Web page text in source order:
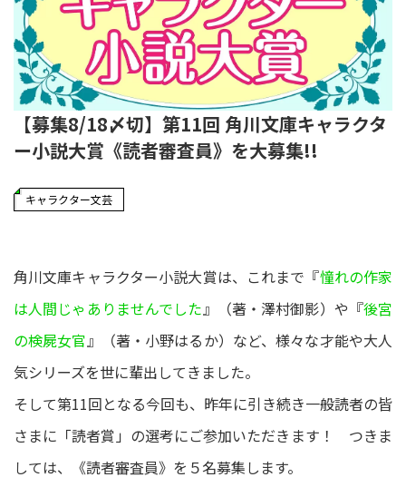
【募集8/18〆切】第11回 角川文庫キャラクタ
ー小説大賞《読者審査員》を大募集!!
キャラクター文芸
角川文庫キャラクター小説大賞は、これまで『憧れの作家
は人間じゃありませんでした』（著・澤村御影）や『後宮
の検屍女官』（著・小野はるか）など、様々な才能や大人
気シリーズを世に輩出してきました。
そして第11回となる今回も、昨年に引き続き一般読者の皆
さまに「読者賞」の選考にご参加いただきます！ つきま
しては、《読者審査員》を５名募集します。